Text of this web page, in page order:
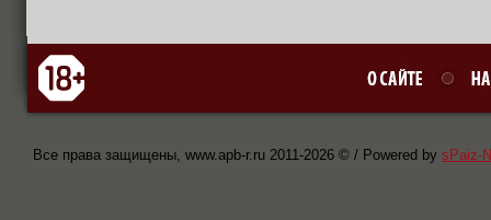
Все права защищены, www.apb-r.ru 2011-2026 © / Powered by sPaiz-